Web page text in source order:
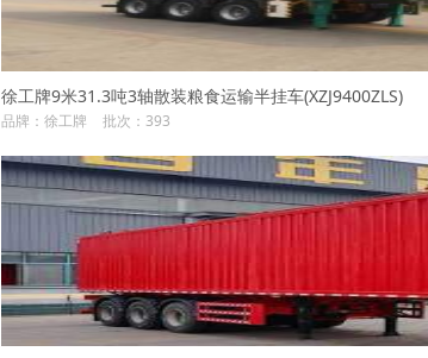
徐工牌9米31.3吨3轴散装粮食运输半挂车(XZJ9400ZLS)
品牌：徐工牌 批次：393